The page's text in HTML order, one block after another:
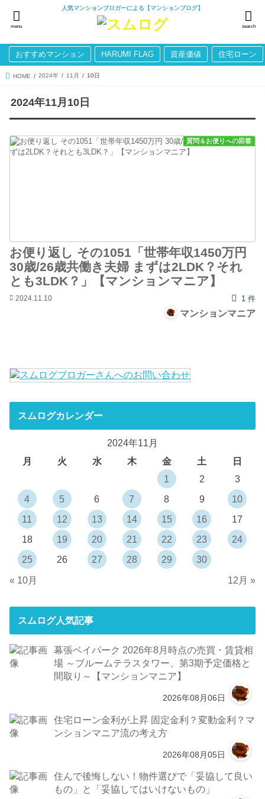
人気マンションブロガーによる【マンションブログ】
search
menu
おすすめマンション HARUMI FLAG 資産価値 住宅ローン
HOME 2024年 11月 10日
2024年11月10日
質問＆お便りへの回答
お便り返し その1051「世帯年収1450万円
30歳/26歳共働き夫婦 まずは2LDK？それ
とも3LDK？」【マンションマニア】
2024.11.10 1 件
マンションマニア
スムログカレンダー
2024年11月
月
火 水 木 金 土
日
1
2
3
4
5 6 7 8 9
10
11
12 13 14 15 16
17
18
19 20 21 22 23
24
25
26 27 28 29
30
« 10月
12月 »
スムログ人気記事
幕張ベイパーク 2026年8月時点の売買・賃貸相
場 ～ブルームテラスタワー、第3期予定価格と
間取り～【マンションマニア】
2026年08月06日
住宅ローン金利が上昇 固定金利？変動金利？マ
ンションマニア流の考え方
2026年08月05日
住んで後悔しない！物件選びで「妥協して良い
もの」と「妥協してはいけないもの」